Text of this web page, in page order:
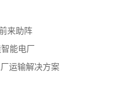
来助阵
能电厂
运输解决方案